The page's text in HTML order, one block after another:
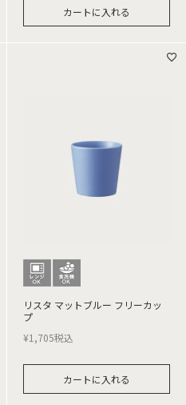
カートに入れる
リスタ マットブルー フリーカッ
プ
¥1,705税込
カートに入れる